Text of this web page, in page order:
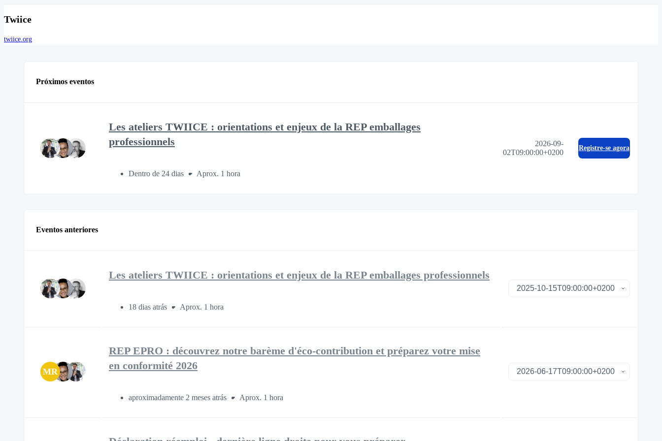
Twiice
twiice.org
Próximos eventos
Les ateliers TWIICE : orientations et enjeux de la REP emballages
professionnels
Dentro de 24 dias Aprox. 1 hora
2026-09-
02T09:00:00+0200
Registre-se agora
Eventos anteriores
Les ateliers TWIICE : orientations et enjeux de la REP emballages professionnels
18 dias atrás Aprox. 1 hora
MR
REP EPRO : découvrez notre barème d'éco-contribution et préparez votre mise
en conformité 2026
aproximadamente 2 meses atrás Aprox. 1 hora